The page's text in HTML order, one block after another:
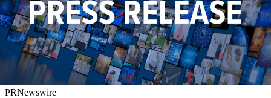
PRNewswire